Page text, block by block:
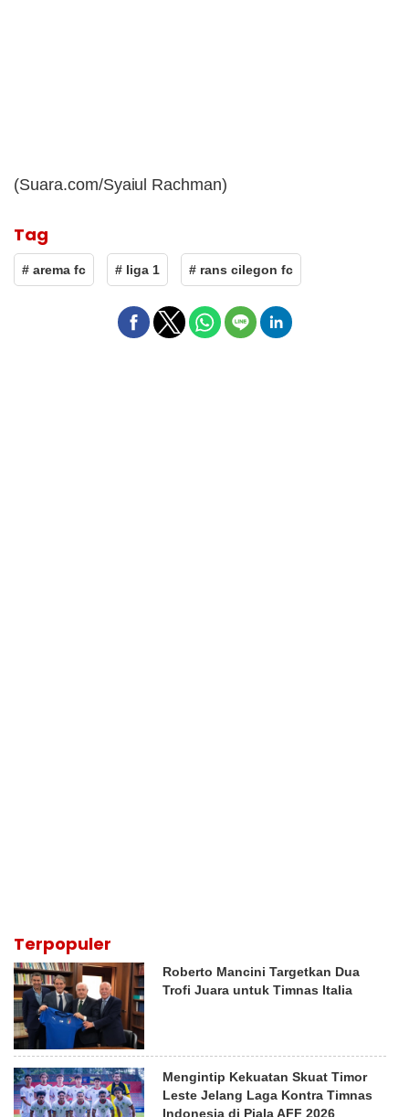
(Suara.com/Syaiul Rachman)
Tag
# arema fc # liga 1 # rans cilegon fc
Terpopuler
Roberto Mancini Targetkan Dua
Trofi Juara untuk Timnas Italia
Mengintip Kekuatan Skuat Timor
Leste Jelang Laga Kontra Timnas
Indonesia di Piala AFF 2026